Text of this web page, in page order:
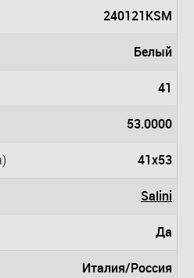
240121KSM
Белый
41
53.0000
41x53
Salini
Да
Италия/Россия